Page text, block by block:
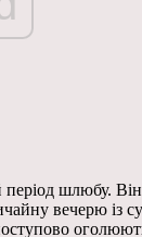
шлюбу.
вечерю із